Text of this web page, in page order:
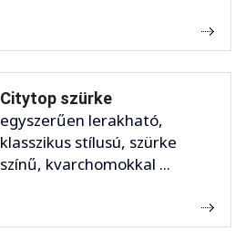
Citytop szürke
egyszerűen lerakható,
klasszikus stílusú, szürke
színű, kvarchomokkal ...